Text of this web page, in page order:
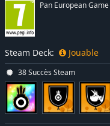
Pan European
Steam Deck: Jouable
38 Succès Steam